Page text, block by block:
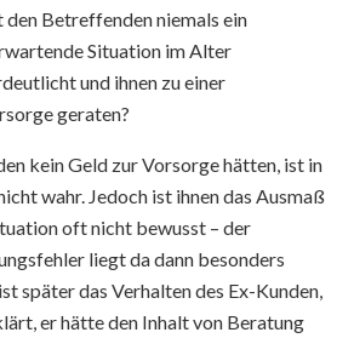
Betreffenden niemals ein
Situation im Alter
und ihnen zu einer
geraten?
kein Geld zur Vorsorge hätten, ist in
wahr. Jedoch ist ihnen das Ausmaß
oft nicht bewusst – der
liegt da dann besonders
später das Verhalten des Ex-Kunden,
er hätte den Inhalt von Beratung